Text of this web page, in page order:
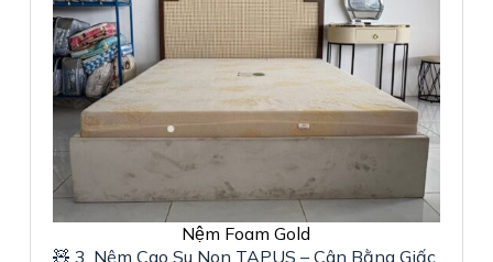
Nệm Foam Gold
🧸 3. Nệm Cao Su Non TAPUS – Cân Bằng Giấc